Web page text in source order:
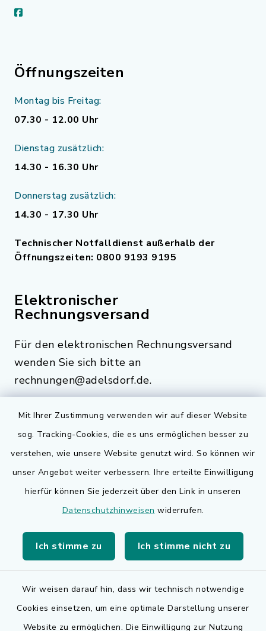
Mit Ihrer Zustimmung verwenden wir auf dieser Website
sog. Tracking-Cookies, die es uns ermöglichen besser zu
verstehen, wie unsere Website genutzt wird. So können wir
unser Angebot weiter verbessern. Ihre erteilte Einwilligung
hierfür können Sie jederzeit über den Link in unseren
Datenschutzhinweisen widerrufen.
Ich stimme zu Ich stimme nicht zu
Wir weisen darauf hin, dass wir technisch notwendige
Cookies einsetzen, um eine optimale Darstellung unserer
Website zu ermöglichen. Die Einwilligung zur Nutzung
facebook
Öffnungszeiten
Montag bis Freitag:
07.30 - 12.00 Uhr
Dienstag zusätzlich:
14.30 - 16.30 Uhr
Donnerstag zusätzlich:
14.30 - 17.30 Uhr
Technischer Notfalldienst außerhalb der
Öffnungszeiten: 0800 9193 9195
Elektronischer
Rechnungsversand
Für den elektronischen Rechnungsversand
wenden Sie sich bitte an
rechnungen@adelsdorf.de.
Quicklinks
Bauen in Adelsdorf
BayernPortal
Landkreis Erlangen-Höchstadt